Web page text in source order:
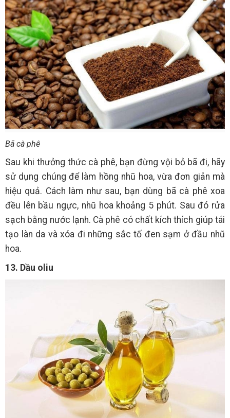
Bã cà phê
Sau khi thưởng thức cà phê, bạn đừng vội bỏ bã đi, hãy
sử dụng chúng để làm hồng nhũ hoa, vừa đơn giản mà
hiệu quả. Cách làm như sau, bạn dùng bã cà phê xoa
đều lên bầu ngực, nhũ hoa khoảng 5 phút. Sau đó rửa
sạch bằng nước lạnh. Cà phê có chất kích thích giúp tái
tạo làn da và xóa đi những sắc tố đen sạm ở đầu nhũ
hoa.
13. Dầu oliu